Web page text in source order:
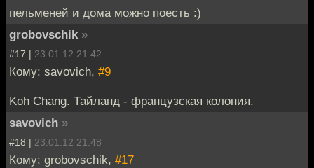
пельменей и дома можно поесть :)
grobovschik »
#17 | 23.01.12 21:42
Кому: savovich, #9
Koh Chang. Тайланд - французская колония.
savovich »
#18 | 23.01.12 21:48
Кому: grobovschik, #17